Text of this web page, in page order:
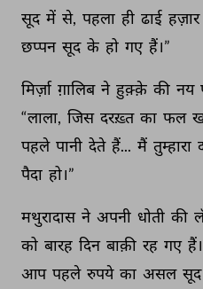
सूद में से, पहला ही ढाई हज़ार
छप्पन सूद के हो गए हैं।”
मिर्ज़ा ग़ालिब ने हुक़्क़े की नय
“लाला, जिस दरख़्त का फल
पहले पानी देते हैं... मैं तुम्हारा
पैदा हो।”
मथुरादास ने अपनी धोती की
को बारह दिन बाक़ी रह गए हैं।
आप पहले रुपये का असल सूद